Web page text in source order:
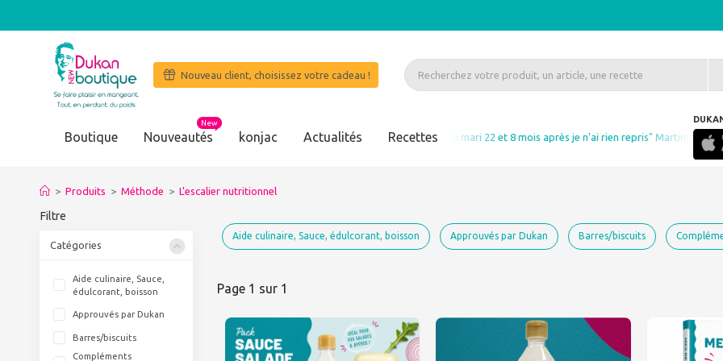
Nouveau client, choisissez votre cadeau !
Boutique Nouveautés
New
konjac Actualités Recettes
"J'ai perdu en 4 mois 20 kilos et mon mari 22 et 8 mois après je n'ai rien repris" Martine Volle MAUBEC
> Produits > Méthode > L'escalier nutritionnel
Filtre
Catégories
Aide culinaire, Sauce,
édulcorant, boisson
Approuvés par Dukan
Barres/biscuits
Compléments
Aide culinaire, Sauce, édulcorant, boisson Approuvés par Dukan Barres/biscuits
Page 1 sur 1